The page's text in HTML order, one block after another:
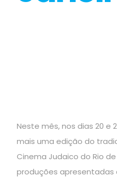
Neste mês, nos dias 20 e
mais uma edição do
Cinema Judaico do Rio
produções apresentadas